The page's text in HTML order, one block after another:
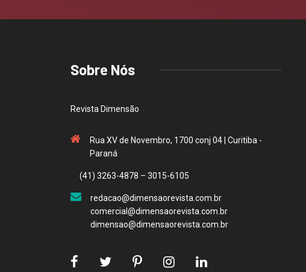
Sobre Nós
Revista Dimensão
Rua XV de Novembro, 1700 conj 04 | Curitiba -
Paraná
(41) 3263-4878 – 3015-6105
redacao@dimensaorevista.com.br
comercial@dimensaorevista.com.br
dimensao@dimensaorevista.com.br